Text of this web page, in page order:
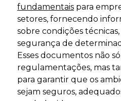
fundamentais para
setores, fornecendo
sobre condições
segurança de
Esses documentos não
regulamentações, mas
para garantir que os
sejam seguros,